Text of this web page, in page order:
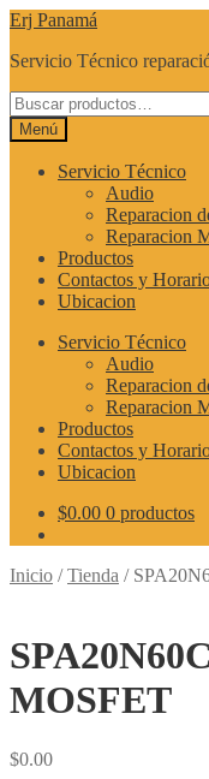
Ir
la
Ir
contenido
Erj Panamá
Servicio Técnico
Buscar
por:Menú
Servicio Técnico
Audio
Reparacion
Reparacion
Productos
Contactos y
Ubicacion
Servicio Técnico
Audio
Reparacion
Reparacion
Productos
Contactos y
Ubicacion
$0.00 0 productos
Inicio /Tienda /
MOSFET
$0.00